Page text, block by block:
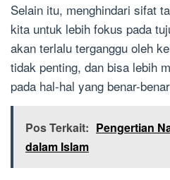
Selain itu, menghindari sifat
kita untuk lebih fokus pada
akan terlalu terganggu oleh
tidak penting, dan bisa lebih
pada hal-hal yang benar-
Pos Terkait: Pengertian
dalam Islam